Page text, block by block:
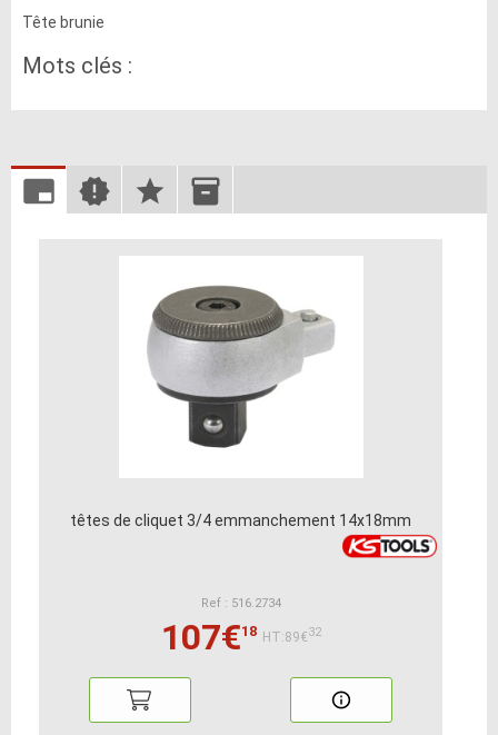
Tête brunie
Mots clés :
têtes de cliquet 3/4 emmanchement 14x18mm
Ref : 516.2734
107€18 HT:89€32